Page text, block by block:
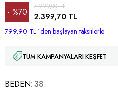
%70
İndirim
7.999,00 TL
2.399,70 TL
799,90 TL `den başlayan taksitlerle
TÜM KAMPANYALARI KEŞFET
BEDEN 38